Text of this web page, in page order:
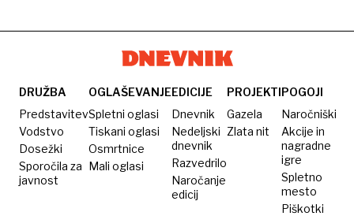
DRUŽBA
Predstavitev
Vodstvo
Dosežki
Sporočila za
javnost
OGLAŠEVANJE
Spletni oglasi
Tiskani oglasi
Osmrtnice
Mali oglasi
EDICIJE
Dnevnik
Nedeljski
dnevnik
Razvedrilo
Naročanje
edicij
PROJEKTI
Gazela
Zlata nit
POGOJI
Naročniški
Akcije in
nagradne
igre
Spletno
mesto
Piškotki